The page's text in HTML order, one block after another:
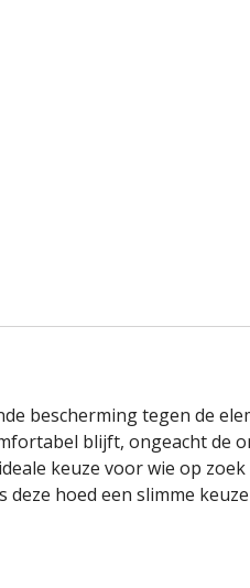
bescherming tegen de
blijft, ongeacht de
keuze voor wie op
hoed een slimme